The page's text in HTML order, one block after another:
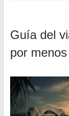
Guía del
por menos